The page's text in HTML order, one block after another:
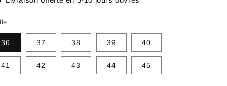
36 37 38 39 40
41 42 43 44 45